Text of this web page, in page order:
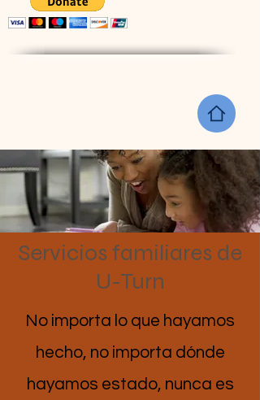
Servicios familiares de
U-Turn
No importa lo que hayamos
hecho, no importa dónde
hayamos estado, nunca es